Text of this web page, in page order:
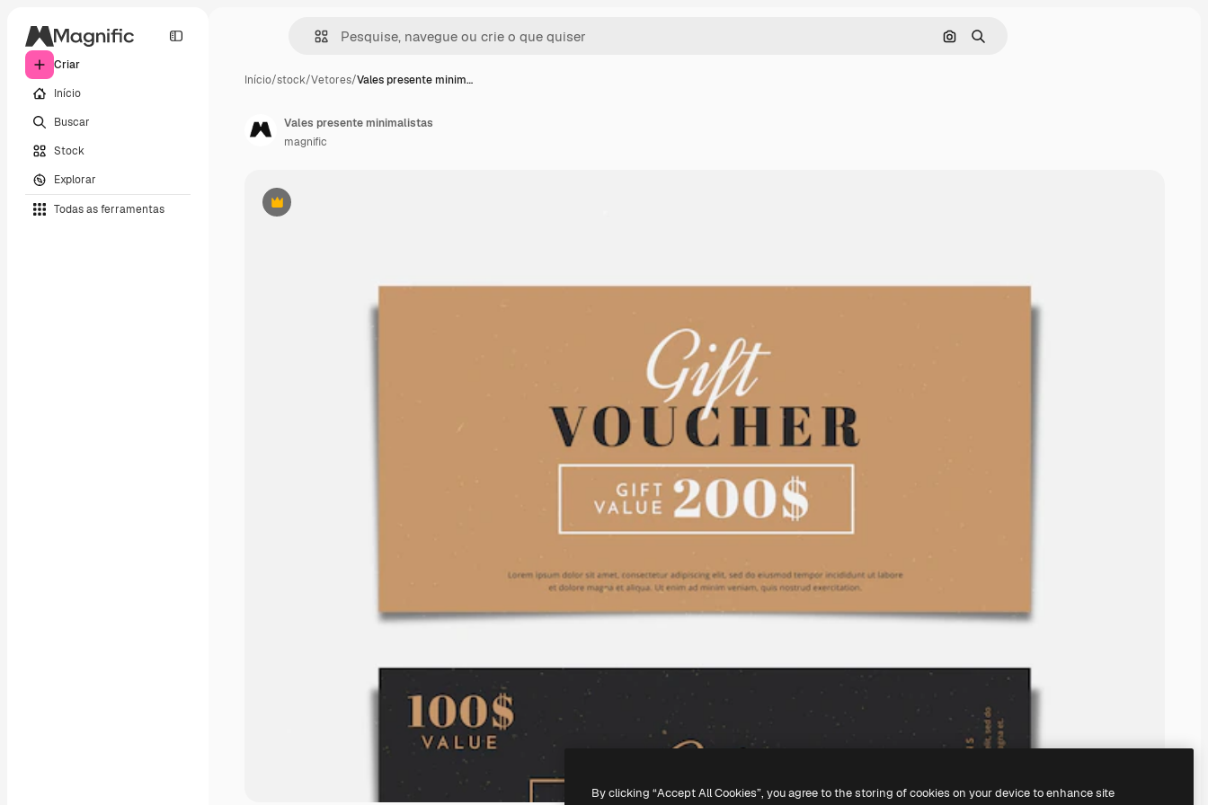
Criar
Início
Buscar
Stock
Explorar
Todas as ferramentas
Pesquisar por imagem
Buscar
Início/stock/Vetores/Vales presente minim…
Premium
Vales presente minimalistas
magnific
By clicking “Accept All Cookies”, you agree to the storing of cookies on your device to enhance site